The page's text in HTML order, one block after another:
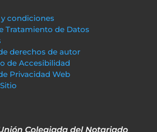
y condiciones
Tratamiento de Datos
derechos de autor
de Accesibilidad
Privacidad Web